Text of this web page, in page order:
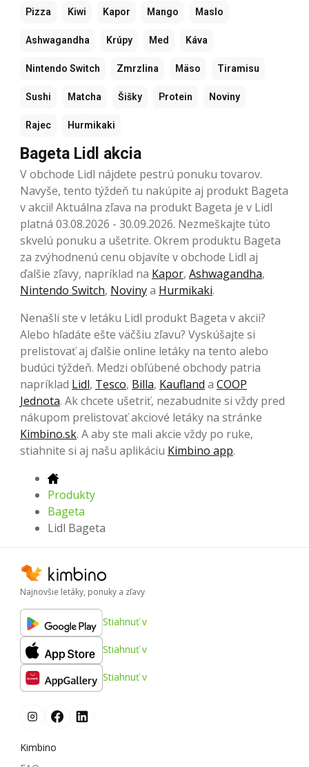
Pizza Kiwi Kapor Mango Maslo
Ashwagandha Krúpy Med Káva
Nintendo Switch Zmrzlina Mäso Tiramisu
Sushi Matcha Šišky Protein Noviny
Rajec Hurmikaki
Bageta Lidl akcia
V obchode Lidl nájdete pestrú ponuku tovarov.
Navyše, tento týždeň tu nakúpite aj produkt Bageta
v akcii! Aktuálna zľava na produkt Bageta je v Lidl
platná 03.08.2026 - 30.09.2026. Nezmeškajte túto
skvelú ponuku a ušetrite. Okrem produktu Bageta
za zvýhodnenú cenu objavíte v obchode Lidl aj
ďalšie zľavy, napríklad na Kapor, Ashwagandha,
Nintendo Switch, Novinya Hurmikaki.
Nenašli ste v letáku Lidl produkt Bageta v akcii?
Alebo hľadáte ešte väčšiu zľavu? Vyskúšajte si
prelistovať aj ďalšie online letáky na tento alebo
budúci týždeň. Medzi obľúbené obchody patria
napríklad Lidl, Tesco, Billa, Kaufland a COOP
Jednota. Ak chcete ušetriť, nezabudnite si vždy pred
nákupom prelistovať akciové letáky na stránke
Kimbino.sk. A aby ste mali akcie vždy po ruke,
stiahnite si aj našu aplikáciu Kimbino app.
Produkty
Bageta
Lidl Bageta
Najnovšie letáky, ponuky a zľavy
Stiahnuť v
Stiahnuť v
Stiahnuť v
Kimbino